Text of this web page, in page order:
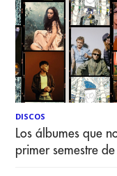
DISCOS
Los álbumes que
primer semestre